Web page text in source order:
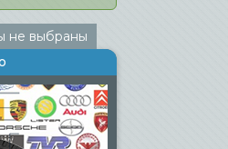
не выбраны